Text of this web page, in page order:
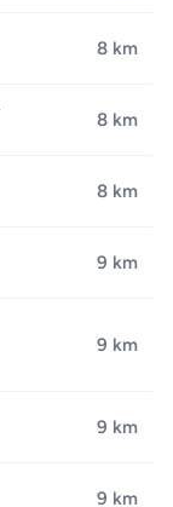
8 km
8 km
8 km
9 km
9 km
9 km
9 km